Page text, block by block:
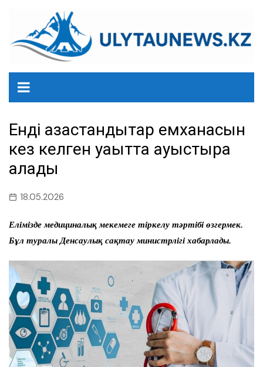
содержанию
Енді қазақстандықтар емханасын
кез келген уақытта ауыстыра
алады
18.05.2026
Елімізде медициналық мекемеге тіркелу тәртібі өзгермек.
Бұл туралы Денсаулық сақтау министрлігі хабарлады.